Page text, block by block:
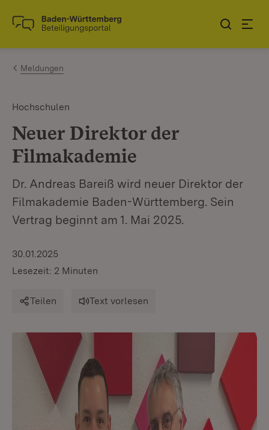
Zum Inhalt springen
Link zur Startseite
Meldungen
Hochschulen
Neuer Direktor der
Filmakademie
Dr. Andreas Bareiß wird neuer Direktor der
Filmakademie Baden-Württemberg. Sein
Vertrag beginnt am 1. Mai 2025.
30.01.2025
Lesezeit: 2 Minuten
Teilen Text vorlesen